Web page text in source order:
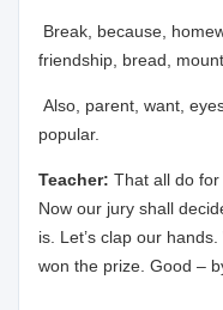
Break, because,
friendship, bread,
Also, parent, want,
popular.
Teacher: That all do for
Now our jury shall
is. Let’s clap our
won the prize. Good –